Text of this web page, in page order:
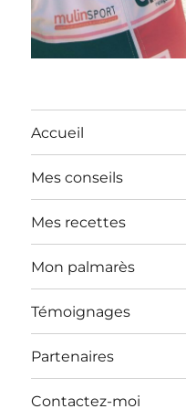
Accueil
Mes conseils
Mes recettes
Mon palmarès
Témoignages
Partenaires
Contactez-moi